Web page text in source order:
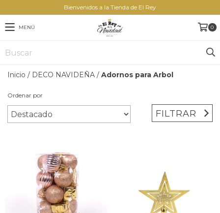
Bienvenidos a la Tienda de El Rey
MENÚ 0
Inicio / DECO NAVIDEÑA / Adornos para Arbol
Ordenar por
FILTRAR